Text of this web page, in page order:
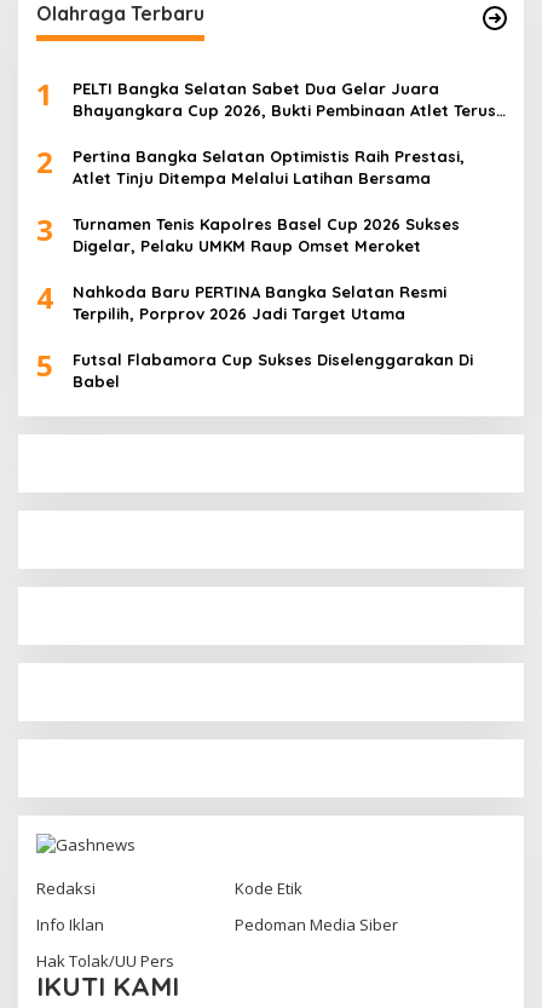
Olahraga Terbaru
1
PELTI Bangka Selatan Sabet Dua Gelar Juara
Bhayangkara Cup 2026, Bukti Pembinaan Atlet Terus
2
Pertina Bangka Selatan Optimistis Raih Prestasi,
Atlet Tinju Ditempa Melalui Latihan Bersama
3
Turnamen Tenis Kapolres Basel Cup 2026 Sukses
Digelar, Pelaku UMKM Raup Omset Meroket
4
Nahkoda Baru PERTINA Bangka Selatan Resmi
Terpilih, Porprov 2026 Jadi Target Utama
5
Futsal Flabamora Cup Sukses Diselenggarakan Di
Babel
Redaksi
Kode Etik
Info Iklan
Pedoman Media Siber
Hak Tolak/UU Pers
IKUTI KAMI